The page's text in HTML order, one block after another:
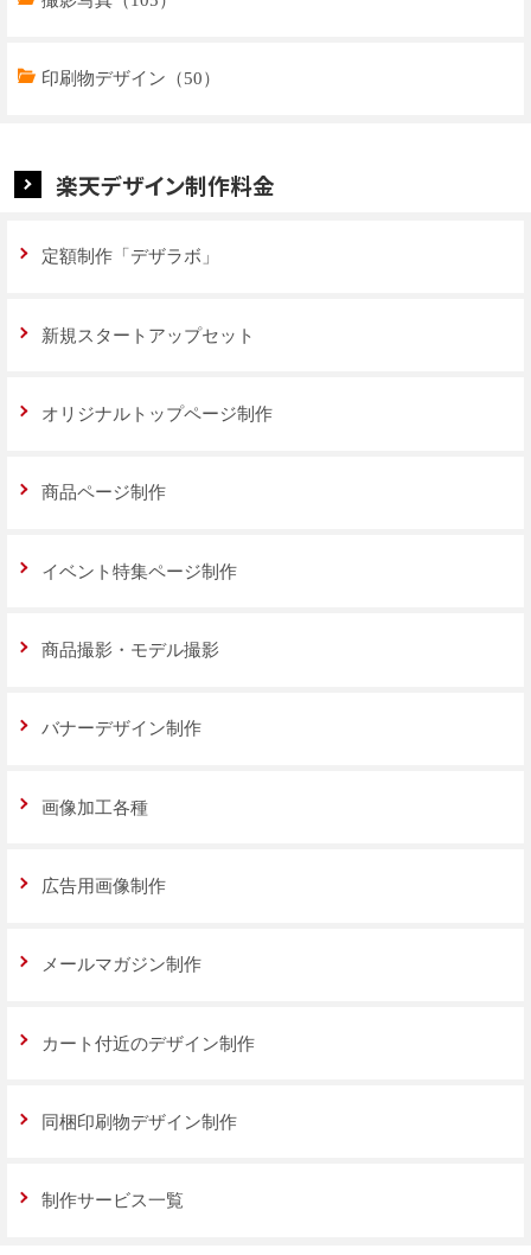
特集ページデザイン（59）
印刷物デザイン（50）
楽天デザイン制作料金
定額制作「デザラボ」
新規スタートアップセット
オリジナルトップページ制作
商品ページ制作
イベント特集ページ制作
商品撮影・モデル撮影
バナーデザイン制作
画像加工各種
広告用画像制作
メールマガジン制作
カート付近のデザイン制作
同梱印刷物デザイン制作
制作サービス一覧